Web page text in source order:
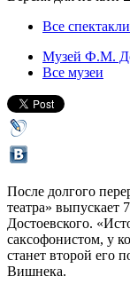
Все спектакли
Музей Ф.М.
Все музеи
После долгого
театра» выпускает
Достоевского.
саксофонистом, у
станет второй его
Вишнека.